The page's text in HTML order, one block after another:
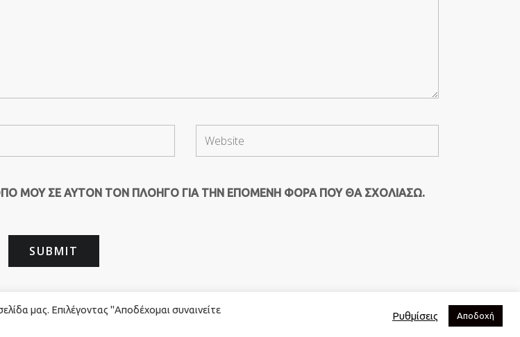
ΜΟΥ ΣΕ ΑΥΤΌΝ ΤΟΝ ΠΛΟΗΓΌ ΓΙΑ ΤΗΝ ΕΠΌΜΕΝΗ ΦΟΡΆ ΠΟΥ ΘΑ ΣΧΟΛΙΆΣΩ.
μας. Επιλέγοντας "Αποδέχομαι συναινείτε
Ρυθμίσεις Αποδοχή